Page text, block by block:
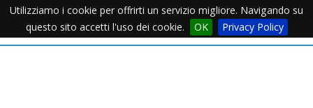
Utilizziamo i cookie per offrirti un servizio migliore. Navigando su
questo sito accetti l'uso dei cookie.
OK Privacy PolicyMenu